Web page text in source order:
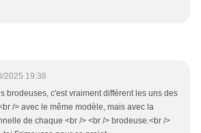
2025 19:38
brodeuses, c'est vraiment différent les uns des
/> avec le même modèle, mais avec la
de chaque <br /> <br /> brodeuse.<br />